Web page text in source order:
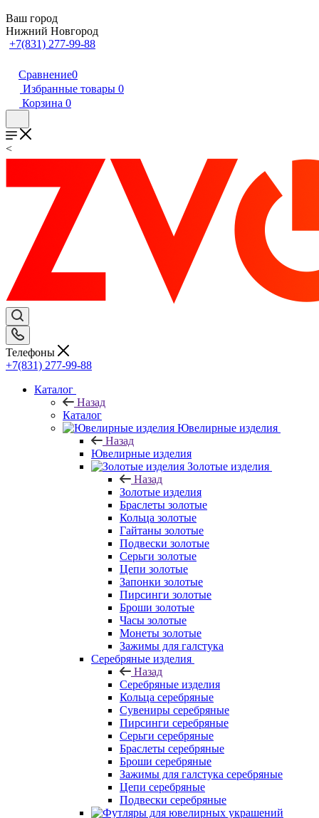
Ваш город
Нижний Новгород
+7(831) 277-99-88
Сравнение0
Избранные товары 0
Корзина 0
<
Телефоны
+7(831) 277-99-88
Каталог
Назад
Каталог
Ювелирные изделия
Назад
Ювелирные изделия
Золотые изделия
Назад
Золотые изделия
Браслеты золотые
Кольца золотые
Гайтаны золотые
Подвески золотые
Серьги золотые
Цепи золотые
Запонки золотые
Пирсинги золотые
Броши золотые
Часы золотые
Монеты золотые
Зажимы для галстука
Серебряные изделия
Назад
Серебряные изделия
Кольца серебряные
Сувениры серебряные
Пирсинги серебряные
Серьги серебряные
Браслеты серебряные
Броши серебряные
Зажимы для галстука серебряные
Цепи серебряные
Подвески серебряные